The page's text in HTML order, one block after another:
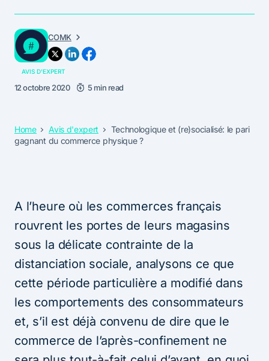
COMK
AVIS D'EXPERT
12 octobre 2020 5 min read
Home Avis d'expert
Technologique et (re)socialisé: le pari
gagnant du commerce physique ?
A l’heure où les commerces français
rouvrent les portes de leurs magasins
sous la délicate contrainte de la
distanciation sociale, analysons ce que
cette période particulière a modifié dans
les comportements des consommateurs
et, s’il est déjà convenu de dire que le
commerce de l’après-confinement ne